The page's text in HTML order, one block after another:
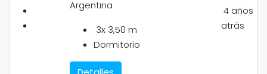
Argentina
3x 3,50 m
Dormitorio
4 años
atrás